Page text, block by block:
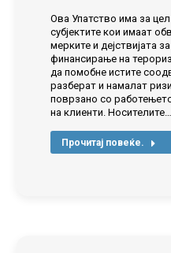
Ова Упатство има за
субјектите кои имаат
мерките и дејствијата
финансирање на
да помобне истите
разберат и намалат
поврзано со
на клиенти. Носителите…
Прочитај повеќе.